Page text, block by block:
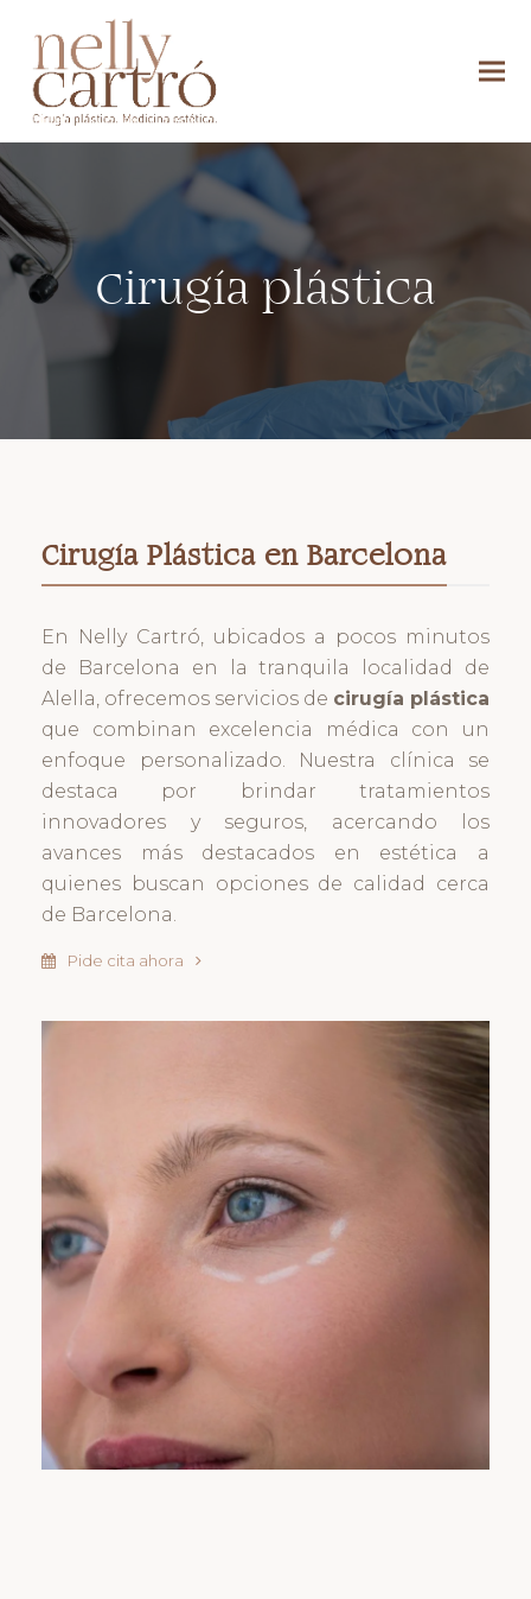
Cirugía plástica
Cirugía Plástica en Barcelona
En Nelly Cartró, ubicados a pocos minutos
de Barcelona en la tranquila localidad de
Alella, ofrecemos servicios de cirugía plástica
que combinan excelencia médica con un
enfoque personalizado. Nuestra clínica se
destaca por brindar tratamientos
innovadores y seguros, acercando los
avances más destacados en estética a
quienes buscan opciones de calidad cerca
de Barcelona.
Pide cita ahora